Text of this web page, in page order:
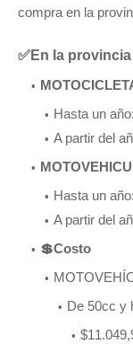
compra en la
✅En la
Hasta un
A partir del
Hasta un
A partir del
💲Costo
De 50cc y